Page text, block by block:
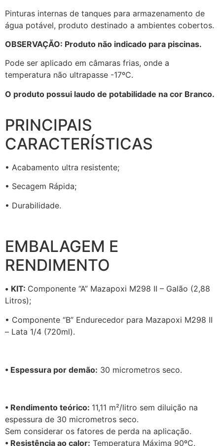
Pinturas internas de tanques para armazenamento de
água potável, produto destinado a ambientes cobertos.
OBSERVAÇÃO: Produto não indicado para piscinas.
Pode ser aplicado em câmaras frias, onde a
temperatura não ultrapasse -17ºC.
O produto possui laudo de potabilidade na cor Branco.
PRINCIPAIS
CARACTERÍSTICAS
• Acabamento ultra resistente;
• Secagem Rápida;
• Durabilidade.
EMBALAGEM E
RENDIMENTO
• KIT: Componente “A” Mazapoxi M298 II – Galão (2,88
Litros);
• Componente “B” Endurecedor para Mazapoxi M298 II
– Lata 1/4 (720ml).
• Espessura por demão: 30 micrometros seco.
• Rendimento teórico: 11,11 m²/litro sem diluição na
espessura de 30 micrometros seco.
Sem considerar os fatores de perda na aplicação.
• Resistência ao calor: Temperatura Máxima 90ºC.